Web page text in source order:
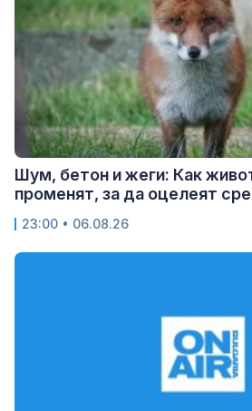
Шум, бетон и жеги: Как
променят, за да оцелеят
23:00 • 06.08.26